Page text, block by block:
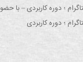
؛ دوره کاربردی – با
؛ دوره کاربردی